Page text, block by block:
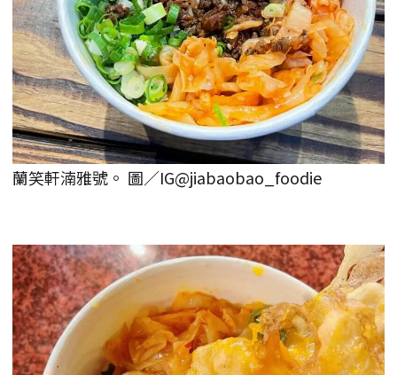
蘭笑軒湳雅號。 圖／IG@jiabaobao_foodie